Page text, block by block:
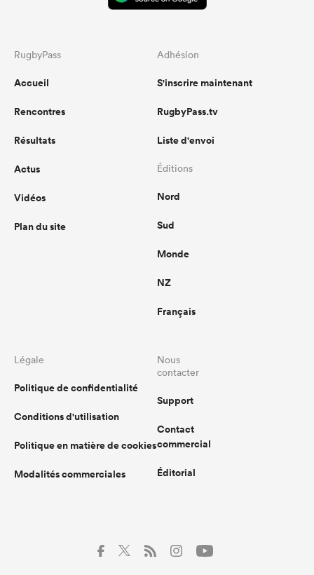
RugbyPass
Accueil
Rencontres
Résultats
Actus
Vidéos
Plan du site
Adhésion
S'inscrire maintenant
RugbyPass.tv
Liste d'envoi
Éditions
Nord
Sud
Monde
NZ
Français
Légale
Politique de confidentialité
Conditions d'utilisation
Politique en matière de cookies
Modalités commerciales
Nous
contacter
Support
Contact
commercial
Éditorial